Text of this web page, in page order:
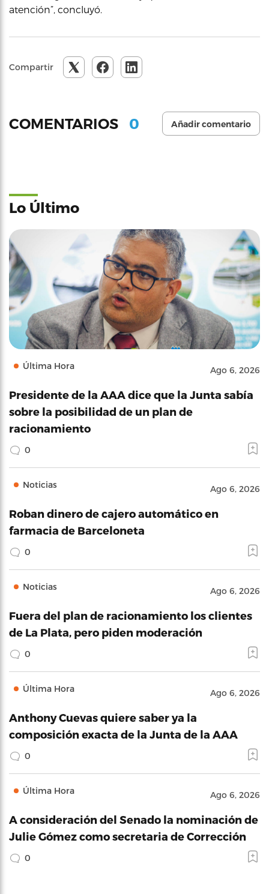
atención”, concluyó.
Compartir
COMENTARIOS 0 Añadir comentario
Lo Último
Última Hora Ago 6, 2026
Presidente de la AAA dice que la Junta sabía
sobre la posibilidad de un plan de
racionamiento
0
Noticias Ago 6, 2026
Roban dinero de cajero automático en
farmacia de Barceloneta
0
Noticias Ago 6, 2026
Fuera del plan de racionamiento los clientes
de La Plata, pero piden moderación
0
Última Hora Ago 6, 2026
Anthony Cuevas quiere saber ya la
composición exacta de la Junta de la AAA
0
Última Hora Ago 6, 2026
A consideración del Senado la nominación de
Julie Gómez como secretaria de Corrección
0